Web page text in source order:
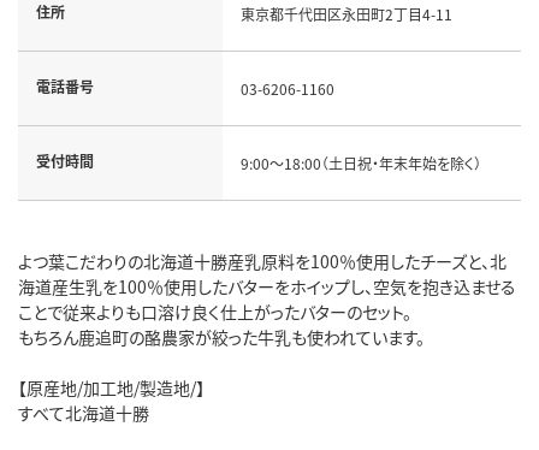
住所 東京都千代田区永田町2丁目4-11
電話番号 03-6206-1160
受付時間 9:00～18:00（土日祝・年末年始を除く）
よつ葉こだわりの北海道十勝産乳原料を100％使用したチーズと、北
海道産生乳を100％使用したバターをホイップし、空気を抱き込ませる
ことで従来よりも口溶け良く仕上がったバターのセット。
もちろん鹿追町の酪農家が絞った牛乳も使われています。
【原産地/加工地/製造地/】
すべて北海道十勝